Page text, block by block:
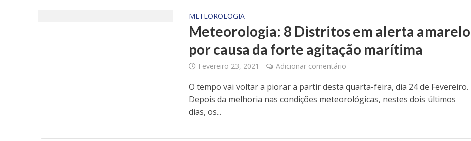
METEOROLOGIA
Meteorologia: 8 Distritos em alerta amarelo
por causa da forte agitação marítima
Fevereiro 23, 2021 Adicionar comentário
O tempo vai voltar a piorar a partir desta quarta-feira, dia 24 de Fevereiro.
Depois da melhoria nas condições meteorológicas, nestes dois últimos
dias, os...